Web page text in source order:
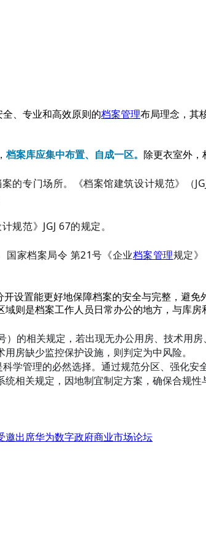
全、专业和高效原则的档案管理布局理念，其
档案库应集中布置、自成一区。 除更衣室外，
的专门场所。《档案馆建筑设计规范》（
规范》JGJ 67的规定。
国家档案局令 第21号《企业档案管理规定
设置能更好地保障档案的安全与完整，避
则是档案工作人员日常办公的地方，与库
的相关规定，若出现无办公用房、技术用
房缺少监控保护设施，则判定为中风险。
学管理的必然选择。通过规范分区、强化
相关规定，因地制宜制定方案，确保合规性
邀出席华为数字政府商业市场论坛